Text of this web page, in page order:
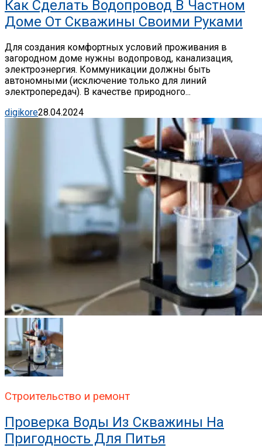
Как Сделать Водопровод В Частном
Доме От Скважины Своими Руками
Для создания комфортных условий проживания в
загородном доме нужны водопровод, канализация,
электроэнергия. Коммуникации должны быть
автономными (исключение только для линий
электропередач). В качестве природного...
digikore28.04.2024
Строительство и ремонт
Проверка Воды Из Скважины На
Пригодность Для Питья